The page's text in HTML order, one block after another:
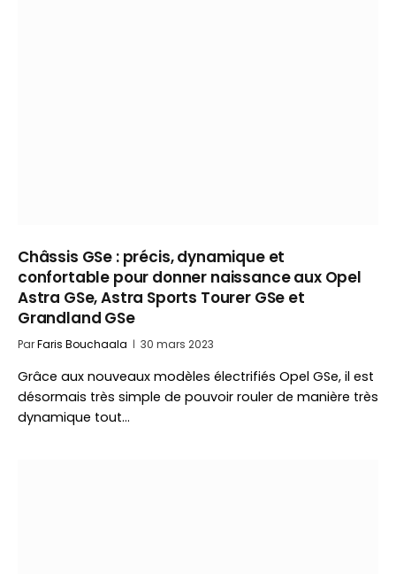
Châssis GSe : précis, dynamique et
confortable pour donner naissance aux Opel
Astra GSe, Astra Sports Tourer GSe et
Grandland GSe
ParFaris Bouchaala 30 mars 2023
Grâce aux nouveaux modèles électrifiés Opel GSe, il est
désormais très simple de pouvoir rouler de manière très
dynamique tout…